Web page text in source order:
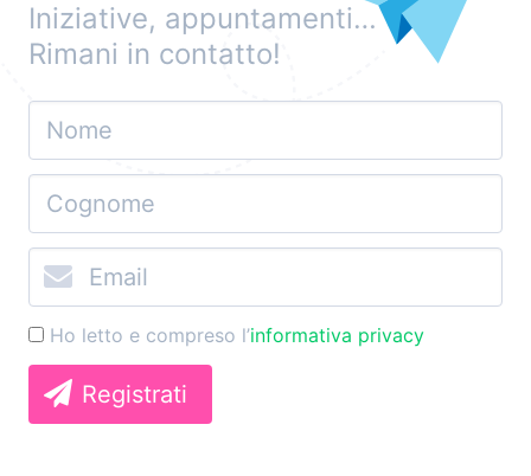
Iniziative, appuntamenti…
Rimani in contatto!
Ho letto e compreso l’informativa privacy
Registrati